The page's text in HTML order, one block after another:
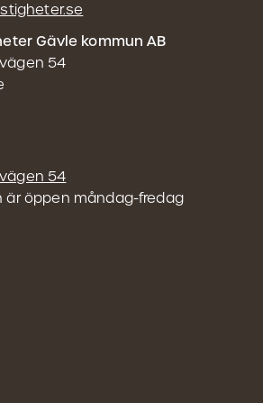
Gävle kommun AB
54
54
är öppen måndag-fredag